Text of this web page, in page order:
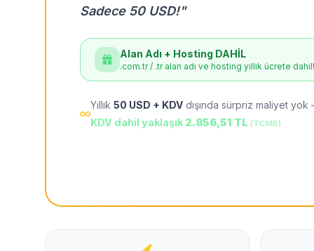
Sadece 50 USD!"
Alan Adı + Hosting DAHİL
.com.tr / .tr alan adı ve hosting yıllık ücrete dahil!
Yıllık 50 USD + KDV dışında sürpriz maliyet
KDV dahil yaklaşık 2.856,51 TL (TCMB)